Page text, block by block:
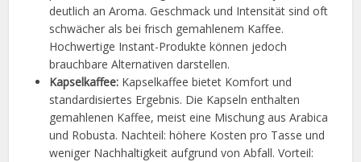
deutlich an Aroma. Geschmack und Intensität sind oft
schwächer als bei frisch gemahlenem Kaffee.
Hochwertige Instant-Produkte können jedoch
brauchbare Alternativen darstellen.
Kapselkaffee: Kapselkaffee bietet Komfort und
standardisiertes Ergebnis. Die Kapseln enthalten
gemahlenen Kaffee, meist eine Mischung aus Arabica
und Robusta. Nachteil: höhere Kosten pro Tasse und
weniger Nachhaltigkeit aufgrund von Abfall. Vorteil: